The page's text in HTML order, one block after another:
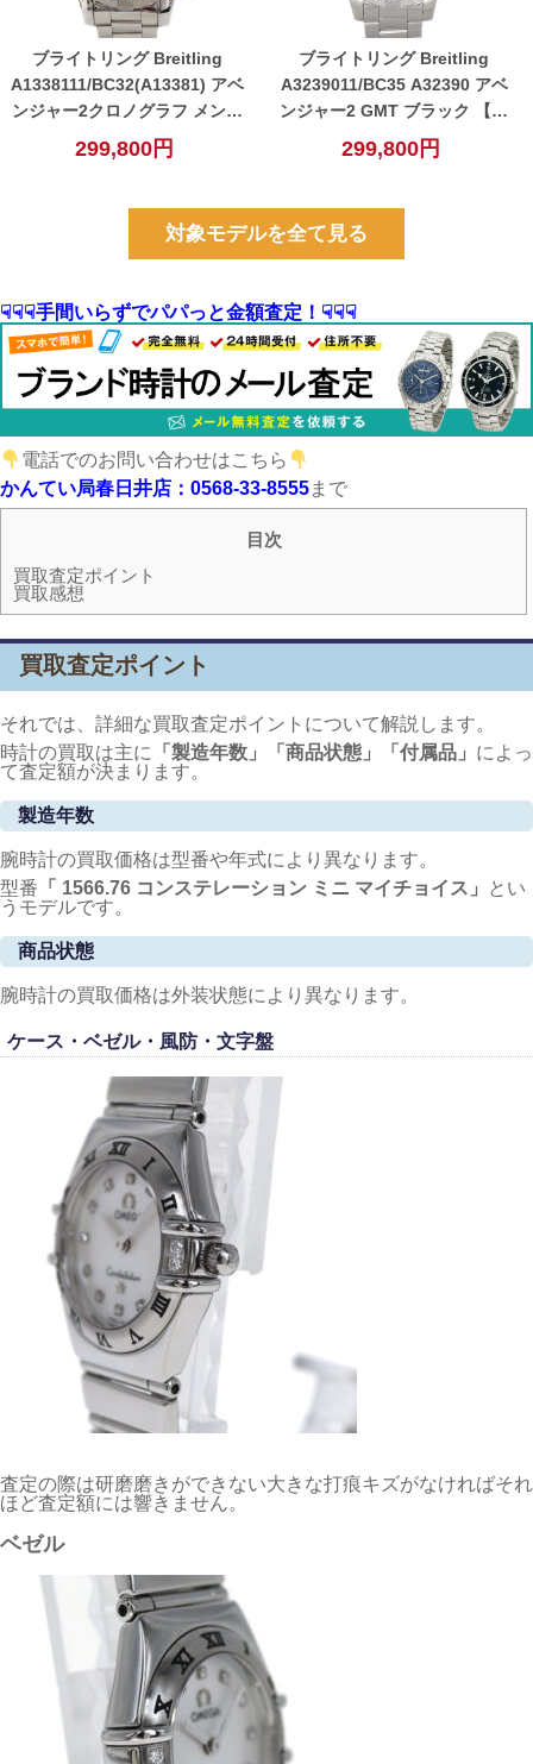
ブライトリング Breitling
A1338111/BC32(A13381) アベ
ンジャー2クロノグラフ メンズ
自動巻き 腕時計 ブラック【中
古】
299,800円
ブライトリング Breitling
A3239011/BC35 A32390 アベ
ンジャー2 GMT ブラック 【中
299,800円
対象モデルを全て見る
☟☟☟手間いらずでパパっと金額査定！☟☟☟
電話でのお問い合わせはこちら
かんてい局春日井店：0568-33-8555まで
目次
買取査定ポイント
買取感想
買取査定ポイント
それでは、詳細な買取査定ポイントについて解説します。
時計の買取は主に
「製造年数」「商品状態」「付属品」 によっ
て査定額が決まります。
製造年数
腕時計の買取価格は型番や年式により異なります。
型番 「 1566.76 コンステレーション ミニ マイチョイス 」
とい
うモデルです。
商品状態
腕時計の買取価格は外装状態により異なります。
ケース・ベゼル・風防・文字盤
査定の際は研磨磨きができない大きな打痕キズがなければそれ
ほど査定額には響きません。
ベゼル